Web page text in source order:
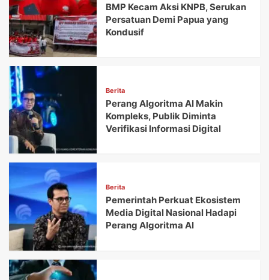
BMP Kecam Aksi KNPB, Serukan
Persatuan Demi Papua yang
Kondusif
Berita
Perang Algoritma AI Makin
Kompleks, Publik Diminta
Verifikasi Informasi Digital
Berita
Pemerintah Perkuat Ekosistem
Media Digital Nasional Hadapi
Perang Algoritma AI